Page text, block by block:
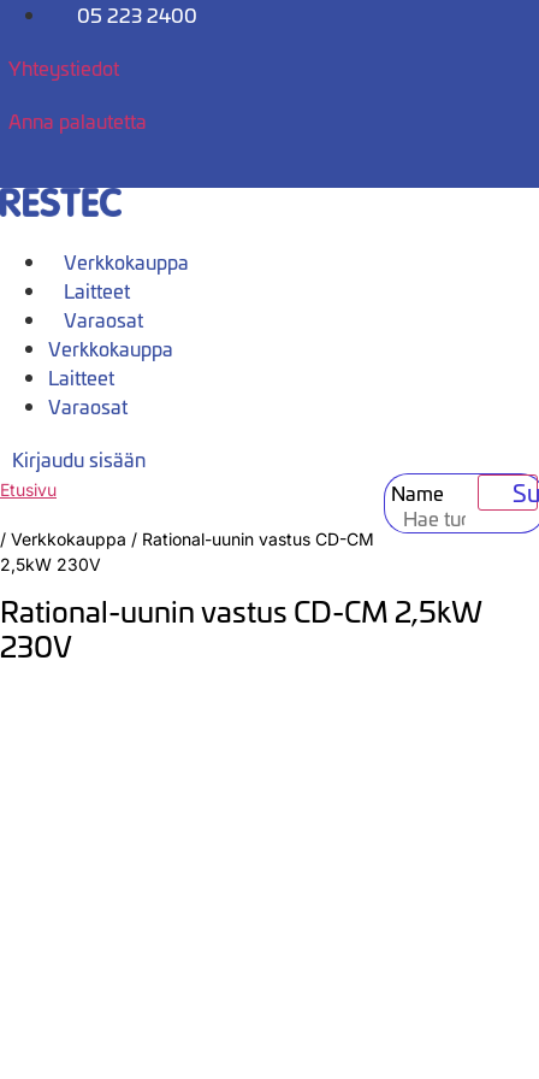
Mene
05 223 2400
Yhteystiedot
Anna palautetta
Verkkokauppa
Laitteet
Varaosat
Verkkokauppa
Laitteet
Varaosat
Kirjaudu sisään
Name
Etusivu
/ Verkkokauppa / Rational-uunin vastus CD-CM
2,5kW 230V
Rational-uunin vastus CD-CM 2,5kW
230V